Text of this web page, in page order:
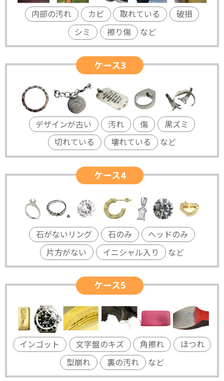
内部の汚れ カビ 取れている
破損
シミ
擦り傷 など
ケース3
デザインが古い 汚れ 傷
黒ズミ
切れている
壊れている など
ケース4
石がないリング 石のみ
ヘッドのみ
片方がない
イニシャル入り など
ケース5
インゴット 文字盤のキズ 角擦れ
ほつれ
型崩れ
裏の汚れ など